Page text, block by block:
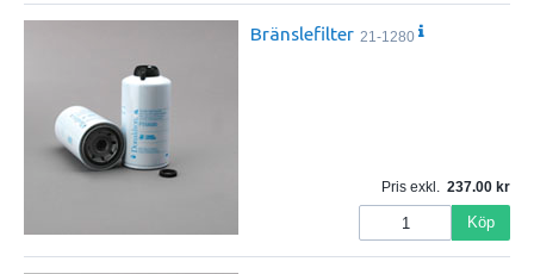
Bränslefilter 21-1280
Pris exkl. 237.00
Köp